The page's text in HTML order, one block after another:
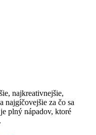
najkreativnejšie,
najgíčovejšie za čo sa
plný nápadov, ktoré